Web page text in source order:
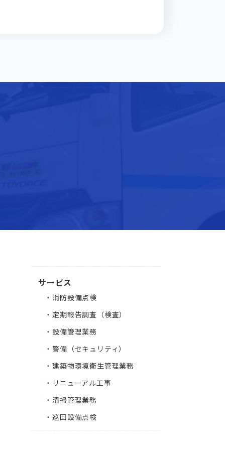
サービス
・消防設備点検
・ 定期報告調査（検査）
・ 設備管理業務
・警備（セキュリティ）
・建築物環境衛生管理業務
・ リニューアル工事
・清掃管理業務
・巡回設備点検